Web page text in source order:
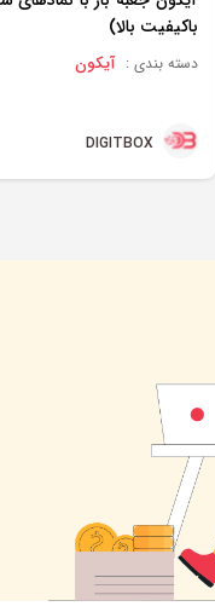
باکیفیت بالا)
دسته بندی : آیکون
DIGITBOX